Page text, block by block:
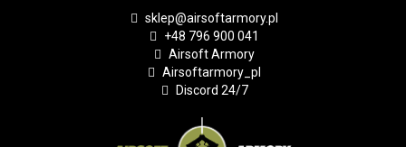
sklep@airsoftarmory.pl
+48 796 900 041
Airsoft Armory
Airsoftarmory_pl
Discord 24/7